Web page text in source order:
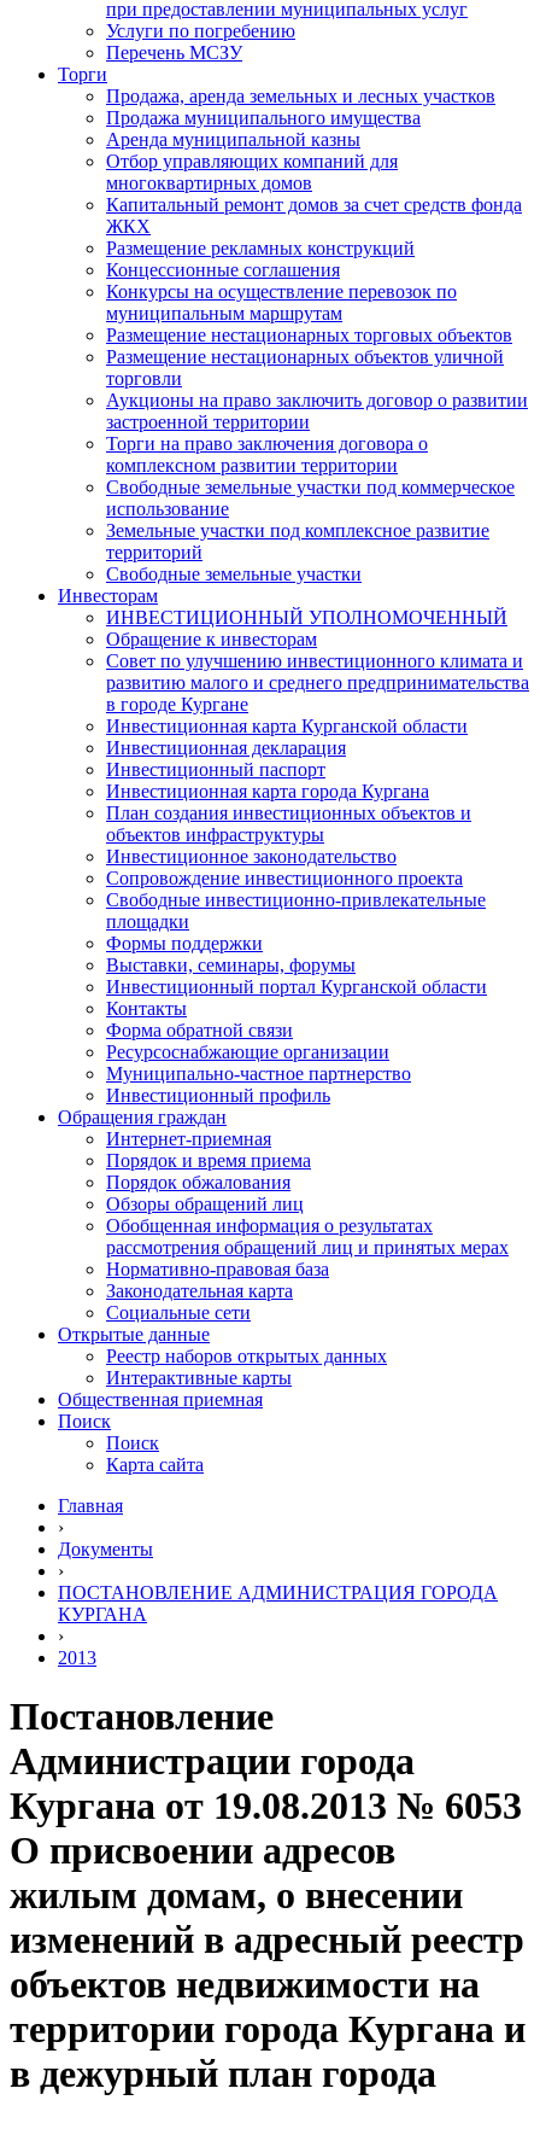
при предоставлении муниципальных услуг
Услуги по погребению
Перечень МСЗУ
Торги
Продажа, аренда земельных и лесных участков
Продажа муниципального имущества
Аренда муниципальной казны
Отбор управляющих компаний для
многоквартирных домов
Капитальный ремонт домов за счет средств фонда
ЖКХ
Размещение рекламных конструкций
Концессионные соглашения
Конкурсы на осуществление перевозок по
муниципальным маршрутам
Размещение нестационарных торговых объектов
Размещение нестационарных объектов уличной
торговли
Аукционы на право заключить договор о развитии
застроенной территории
Торги на право заключения договора о
комплексном развитии территории
Свободные земельные участки под коммерческое
использование
Земельные участки под комплексное развитие
территорий
Свободные земельные участки
Инвесторам
ИНВЕСТИЦИОННЫЙ УПОЛНОМОЧЕННЫЙ
Обращение к инвесторам
Совет по улучшению инвестиционного климата и
развитию малого и среднего предпринимательства
в городе Кургане
Инвестиционная карта Курганской области
Инвестиционная декларация
Инвестиционный паспорт
Инвестиционная карта города Кургана
План создания инвестиционных объектов и
объектов инфраструктуры
Инвестиционное законодательство
Сопровождение инвестиционного проекта
Свободные инвестиционно-привлекательные
площадки
Формы поддержки
Выставки, семинары, форумы
Инвестиционный портал Курганской области
Контакты
Форма обратной связи
Ресурсоснабжающие организации
Муниципально-частное партнерство
Инвестиционный профиль
Обращения граждан
Интернет-приемная
Порядок и время приема
Порядок обжалования
Обзоры обращений лиц
Обобщенная информация о результатах
рассмотрения обращений лиц и принятых мерах
Нормативно-правовая база
Законодательная карта
Социальные сети
Открытые данные
Реестр наборов открытых данных
Интерактивные карты
Общественная приемная
Поиск
Поиск
Карта сайта
Главная
›
Документы
›
ПОСТАНОВЛЕНИЕ АДМИНИСТРАЦИЯ ГОРОДА
КУРГАНА
›
2013
Постановление
Администрации города
Кургана от 19.08.2013 № 6053
О присвоении адресов
жилым домам, о внесении
изменений в адресный реестр
объектов недвижимости на
территории города Кургана и
в дежурный план города